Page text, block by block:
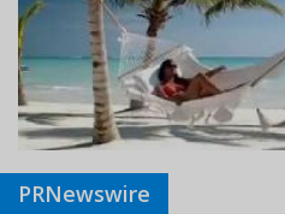
PRNewswire